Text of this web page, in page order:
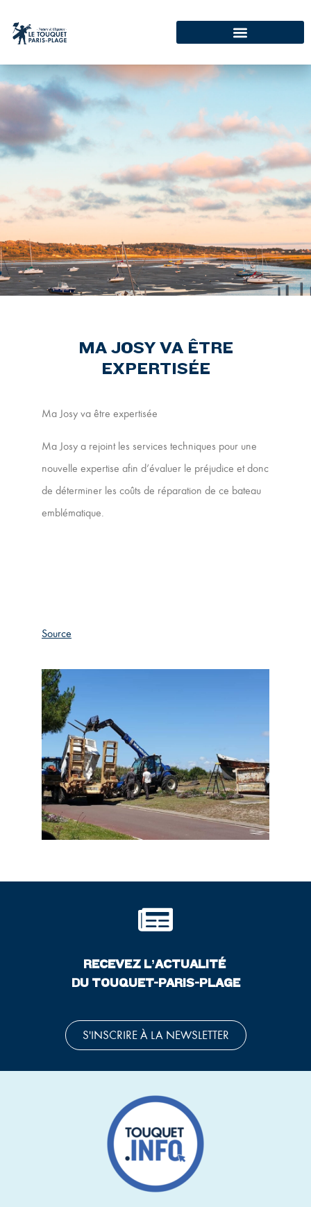
MA JOSY VA ÊTRE
EXPERTISÉE
Ma Josy va être expertisée
Ma Josy a rejoint les services techniques pour une
nouvelle expertise afin d’évaluer le préjudice et donc
de déterminer les coûts de réparation de ce bateau
emblématique.
Source
RECEVEZ L’ACTUALITÉ
DU TOUQUET-PARIS-PLAGE
S'INSCRIRE À LA NEWSLETTER